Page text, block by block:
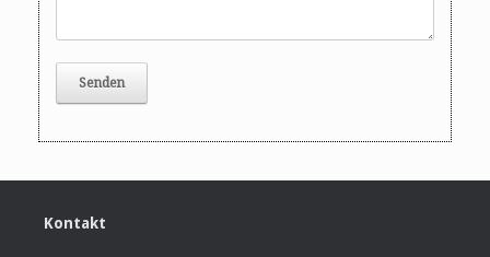
Kontakt